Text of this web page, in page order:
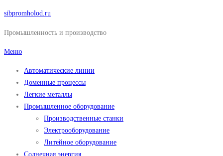
Перейти
содержимому
sibpromholod.ru
Промышленность и производство
Меню
Автоматические линии
Доменные процессы
Легкие металлы
Промышленное оборудование
Производственные станки
Электрооборудование
Литейное оборудование
Солнечная энергия